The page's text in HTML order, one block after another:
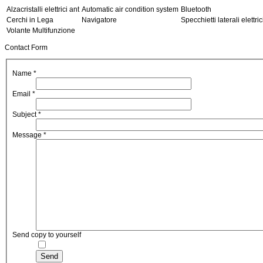
Alzacristalli elettrici ant Automatic air condition system Bluetooth
Cerchi in Lega
Navigatore
Specchietti laterali
Volante Multifunzione
Contact Form
Name *
Email *
Subject*
Message *
Send copy to yourself
Send